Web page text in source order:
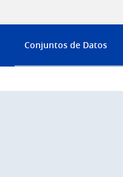
Conjuntos de Datos